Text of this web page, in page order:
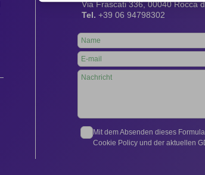
Via Frascati 336, 00040 Rocca
Tel. +39 06 94798302
Leave
this
field
blank
Mit dem Absenden dieses
Cookie Policy und der aktuellen